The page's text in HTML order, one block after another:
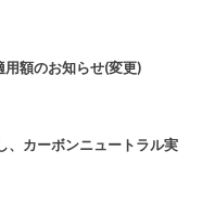
額のお知らせ(変更)
、カーボンニュートラル実